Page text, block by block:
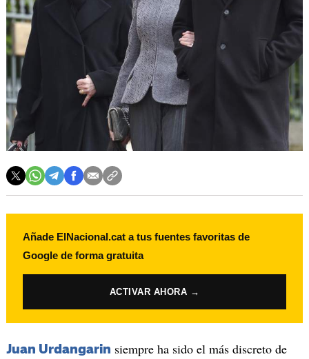
Añade ElNacional.cat a tus fuentes favoritas de
Google de forma gratuita
ACTIVAR AHORA →
Juan Urdangarin siempre ha sido el más discreto de